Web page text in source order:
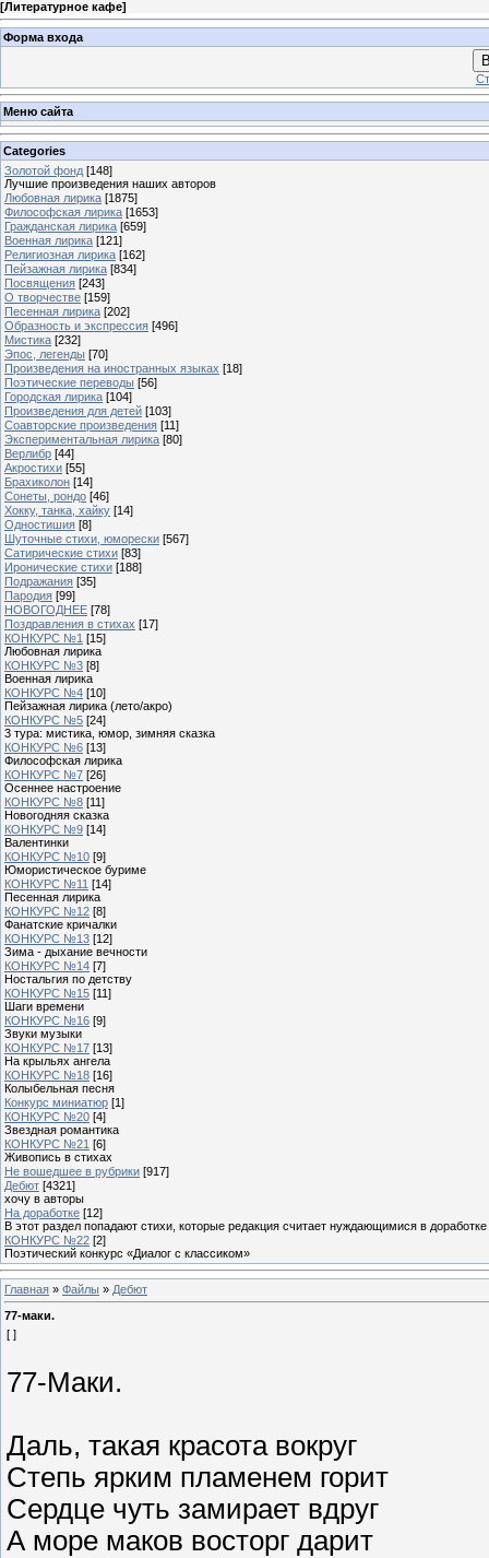
[Литературное кафе]
Форма входа
Меню сайта
Categories
Золотой фонд [148]
Лучшие произведения наших авторов
Любовная лирика [1875]
Философская лирика [1653]
Гражданская лирика [659]
Военная лирика [121]
Религиозная лирика [162]
Пейзажная лирика [834]
Посвящения [243]
О творчестве [159]
Песенная лирика [202]
Образность и экспрессия [496]
Мистика [232]
Эпос, легенды [70]
Произведения на иностранных языках [18]
Поэтические переводы [56]
Городская лирика [104]
Произведения для детей [103]
Соавторские произведения [11]
Экспериментальная лирика [80]
Верлибр [44]
Акростихи [55]
Брахиколон [14]
Сонеты, рондо [46]
Хокку, танка, хайку [14]
Одностишия [8]
Шуточные стихи, юморески [567]
Сатирические стихи [83]
Иронические стихи [188]
Подражания [35]
Пародия [99]
НОВОГОДНЕЕ [78]
Поздравления в стихах [17]
КОНКУРС №1 [15]
Любовная лирика
КОНКУРС №3 [8]
Военная лирика
КОНКУРС №4 [10]
Пейзажная лирика (лето/акро)
КОНКУРС №5 [24]
3 тура: мистика, юмор, зимняя сказка
КОНКУРС №6 [13]
Философская лирика
КОНКУРС №7 [26]
Осеннее настроение
КОНКУРС №8 [11]
Новогодняя сказка
КОНКУРС №9 [14]
Валентинки
КОНКУРС №10 [9]
Юмористическое буриме
КОНКУРС №11 [14]
Песенная лирика
КОНКУРС №12 [8]
Фанатские кричалки
КОНКУРС №13 [12]
Зима - дыхание вечности
КОНКУРС №14 [7]
Ностальгия по детству
КОНКУРС №15 [11]
Шаги времени
КОНКУРС №16 [9]
Звуки музыки
КОНКУРС №17 [13]
На крыльях ангела
КОНКУРС №18 [16]
Колыбельная песня
Конкурс миниатюр [1]
КОНКУРС №20 [4]
Звездная романтика
КОНКУРС №21 [6]
Живопись в стихах
Не вошедшее в рубрики [917]
Дебют [4321]
хочу в авторы
На доработке [12]
В этот раздел попадают стихи, которые редакция считает нуждающимися в доработке
КОНКУРС №22 [2]
Поэтический конкурс «Диалог с классиком»
Главная » Файлы » Дебют
77-маки.
[ ]
77-Маки.
Даль, такая красота вокруг
Степь ярким пламенем горит
Сердце чуть замирает вдруг
А море маков восторг дарит